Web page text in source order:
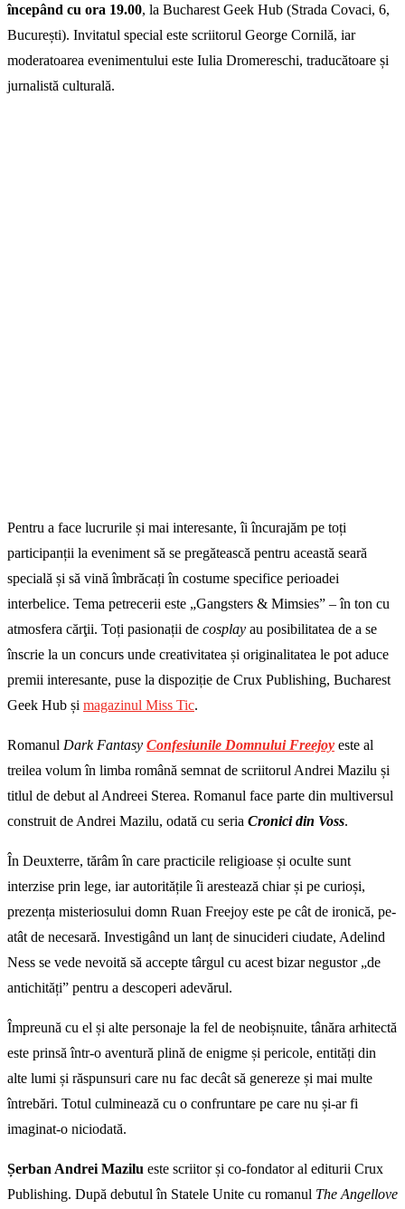
începând cu ora 19.00, la Bucharest Geek Hub (Strada Covaci, 6,
București). Invitatul special este scriitorul George Cornilă, iar
moderatoarea evenimentului este Iulia Dromereschi, traducătoare și
jurnalistă culturală.
Pentru a face lucrurile și mai interesante, îi încurajăm pe toți
participanții la eveniment să se pregătească pentru această seară
specială și să vină îmbrăcați în costume specifice perioadei
interbelice. Tema petrecerii este „Gangsters & Mimsies” – în ton cu
atmosfera cărţii. Toți pasionații de cosplay au posibilitatea de a se
înscrie la un concurs unde creativitatea și originalitatea le pot aduce
premii interesante, puse la dispoziție de Crux Publishing, Bucharest
Geek Hub și magazinul Miss Tic.
Romanul Dark Fantasy Confesiunile Domnului Freejoy este al
treilea volum în limba română semnat de scriitorul Andrei Mazilu și
titlul de debut al Andreei Sterea. Romanul face parte din multiversul
construit de Andrei Mazilu, odată cu seria Cronici din Voss.
În Deuxterre, tărâm în care practicile religioase și oculte sunt
interzise prin lege, iar autoritățile îi arestează chiar și pe curioși,
prezența misteriosului domn Ruan Freejoy este pe cât de ironică, pe-
atât de necesară. Investigând un lanț de sinucideri ciudate, Adelind
Ness se vede nevoită să accepte târgul cu acest bizar negustor „de
antichități” pentru a descoperi adevărul.
Împreună cu el și alte personaje la fel de neobișnuite, tânăra arhitectă
este prinsă într-o aventură plină de enigme și pericole, entități din
alte lumi și răspunsuri care nu fac decât să genereze și mai multe
întrebări. Totul culminează cu o confruntare pe care nu și-ar fi
imaginat-o niciodată.
Șerban Andrei Mazilu este scriitor și co-fondator al editurii Crux
Publishing. După debutul în Statele Unite cu romanul The Angellove